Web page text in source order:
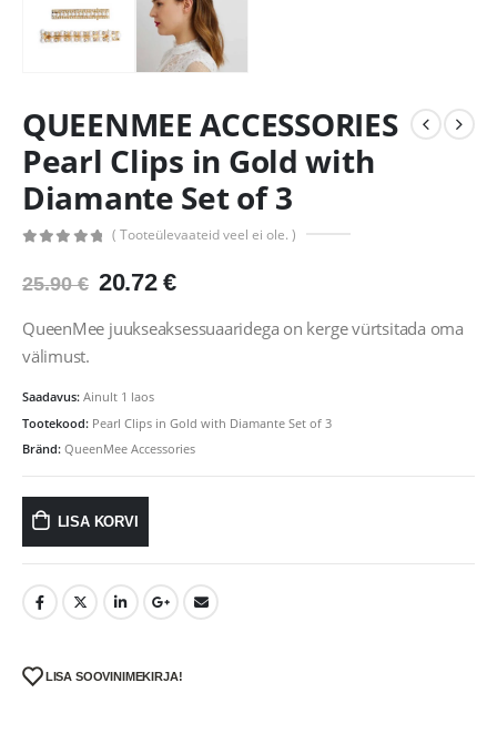
QUEENMEE ACCESSORIES
Pearl Clips in Gold with
Diamante Set of 3
( Tooteülevaateid veel ei ole. )
25.90€ Algne
oli:
20.72 €Praegune
on:
QueenMee juukseaksessuaaridega on kerge vürtsitada oma
välimust.
Saadavus: Ainult 1 laos
Tootekood: Pearl Clips in Gold with Diamante Set of 3
Bränd: QueenMee Accessories
LISA KORVI
LISA SOOVINIMEKIRJA!